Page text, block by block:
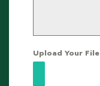
Upload Your File